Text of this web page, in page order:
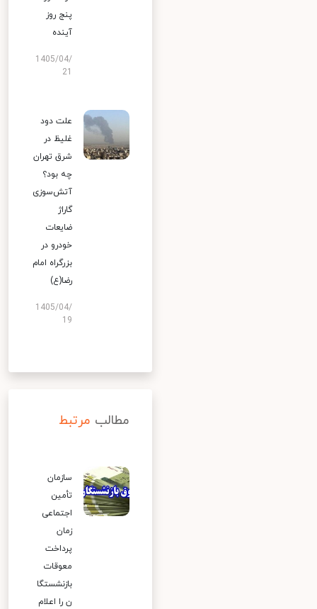
پنج روز
آینده
1405/04/
علت دود
غلیظ در
شرق تهران
چه بود؟
آتش‌سوزی
گاراژ
ضایعات
خودرو در
بزرگراه امام
رضا(ع)
1405/04/
19
مطالب مرتبط
سازمان
تأمین
اجتماعی
زمان
پرداخت
معوقات
بازنشستگا
ن را اعلام